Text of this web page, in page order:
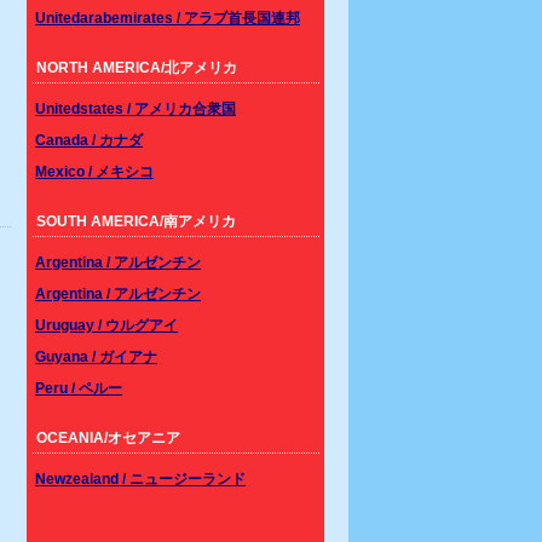
Unitedarabemirates / アラブ首長国連邦
NORTH AMERICA/北アメリカ
Unitedstates / アメリカ合衆国
Canada / カナダ
Mexico / メキシコ
SOUTH AMERICA/南アメリカ
Argentina / アルゼンチン
Argentina / アルゼンチン
Uruguay / ウルグアイ
Guyana / ガイアナ
Peru / ペルー
OCEANIA/オセアニア
Newzealand / ニュージーランド